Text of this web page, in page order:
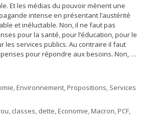
Et les médias du pouvoir mènent une
intense en présentant l’austérité
et inéluctable. Non, il ne faut pas
pour la santé, pour l’éducation, pour le
les services publics. Au contraire il faut
pour répondre aux besoins. Non, …
,Environnement,Propositions, Services
, classes, dette,Economie,Macron,PCF,